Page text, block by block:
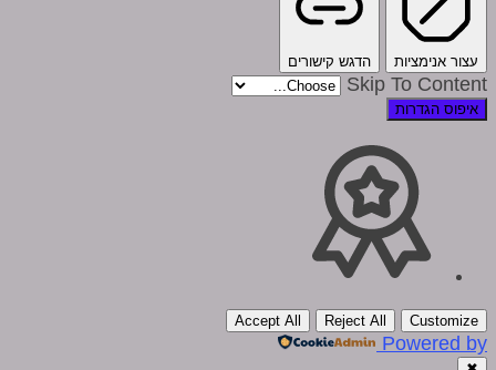
עצור אנימציות הדגש קישורים
Skip To Content
איפוס הגדרות
Customize
Reject All
Accept All
Powered by